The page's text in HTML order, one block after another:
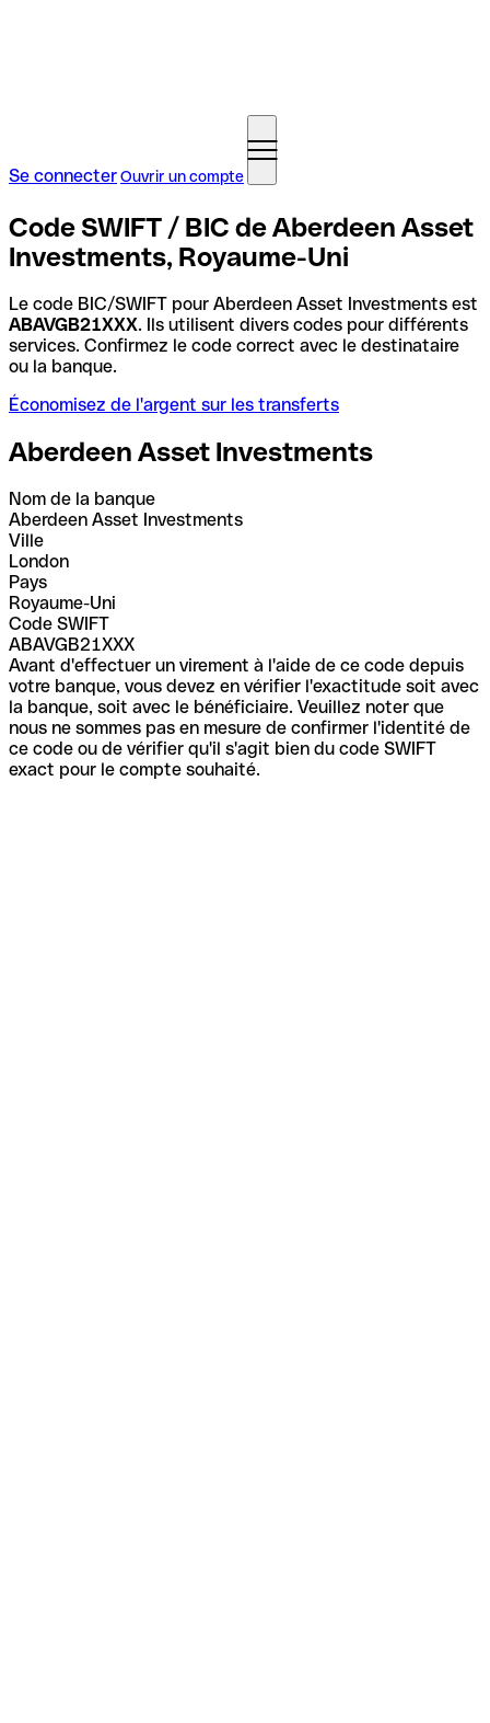
Se connecterOuvrir un compte
Code SWIFT / BIC de Aberdeen Asset
Investments, Royaume-Uni
Le code BIC/SWIFT pour Aberdeen Asset Investments est
ABAVGB21XXX. Ils utilisent divers codes pour différents
services. Confirmez le code correct avec le destinataire
ou la banque.
Économisez de l'argent sur les transferts
Aberdeen Asset Investments
Nom de la banque
Aberdeen Asset Investments
Ville
London
Pays
Royaume-Uni
Code SWIFT
ABAVGB21XXX
Avant d'effectuer un virement à l'aide de ce code depuis
votre banque, vous devez en vérifier l'exactitude soit avec
la banque, soit avec le bénéficiaire. Veuillez noter que
nous ne sommes pas en mesure de confirmer l'identité de
ce code ou de vérifier qu'il s'agit bien du code SWIFT
exact pour le compte souhaité.